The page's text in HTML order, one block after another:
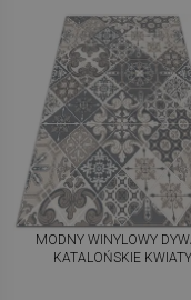
MODNY WINYLOWY
KATALOŃSKIE KWIATY